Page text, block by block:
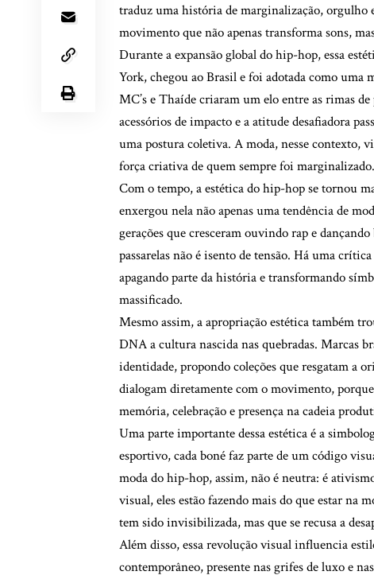
traduz uma história de marginalização, orgulho
movimento que não apenas transforma sons,
Durante a expansão global do hip-hop, essa
York, chegou ao Brasil e foi adotada como uma
MC’s e Thaíde criaram um elo entre as rimas
acessórios de impacto e a atitude desafiadora
uma postura coletiva. A moda, nesse contexto,
força criativa de quem sempre foi marginalizado.
Com o tempo, a estética do hip-hop se tornou
enxergou nela não apenas uma tendência de
gerações que cresceram ouvindo rap e
passarelas não é isento de tensão. Há uma
apagando parte da história e transformando
massificado.
Mesmo assim, a apropriação estética também
DNA a cultura nascida nas quebradas. Marcas
identidade, propondo coleções que resgatam a
dialogam diretamente com o movimento, porque
memória, celebração e presença na cadeia
Uma parte importante dessa estética é a
esportivo, cada boné faz parte de um código
moda do hip-hop, assim, não é neutra: é
visual, eles estão fazendo mais do que estar
tem sido invisibilizada, mas que se recusa a
Além disso, essa revolução visual influencia
contemporâneo, presente nas grifes de luxo e